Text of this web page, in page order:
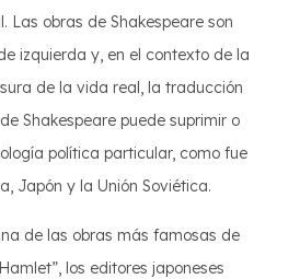
Las obras de Shakespeare son
izquierda y, en el contexto de la
de la vida real, la traducción
Shakespeare puede suprimir o
política particular, como fue
Japón y la Unión Soviética.
de las obras más famosas de
los editores japoneses